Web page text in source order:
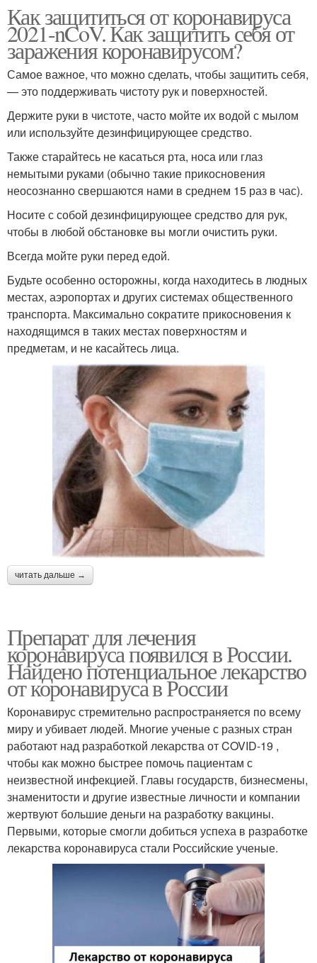
Как защититься от коронавируса
2021-nCoV. Как защитить себя от
заражения коронавирусом?
Самое важное, что можно сделать, чтобы защитить себя,
— это поддерживать чистоту рук и поверхностей.
Держите руки в чистоте, часто мойте их водой с мылом
или используйте дезинфицирующее средство.
Также старайтесь не касаться рта, носа или глаз
немытыми руками (обычно такие прикосновения
неосознанно свершаются нами в среднем 15 раз в час).
Носите с собой дезинфицирующее средство для рук,
чтобы в любой обстановке вы могли очистить руки.
Всегда мойте руки перед едой.
Будьте особенно осторожны, когда находитесь в людных
местах, аэропортах и других системах общественного
транспорта. Максимально сократите прикосновения к
находящимся в таких местах поверхностям и
предметам, и не касайтесь лица.
читать дальше →
Препарат для лечения
коронавируса появился в России.
Найдено потенциальное лекарство
от коронавируса в России
Коронавирус стремительно распространяется по всему
миру и убивает людей. Многие ученые с разных стран
работают над разработкой лекарства от COVID-19 ,
чтобы как можно быстрее помочь пациентам с
неизвестной инфекцией. Главы государств, бизнесмены,
знаменитости и другие известные личности и компании
жертвуют большие деньги на разработку вакцины.
Первыми, которые смогли добиться успеха в разработке
лекарства коронавируса стали Российские ученые.